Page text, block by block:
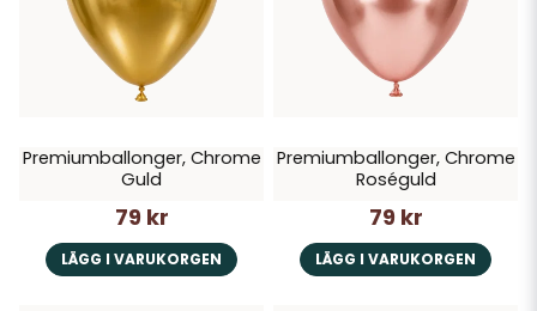
Premiumballonger, Chrome
Guld
79 kr
LÄGG I VARUKORGEN
Premiumballonger, Chrome
Roséguld
79 kr
LÄGG I VARUKORGEN